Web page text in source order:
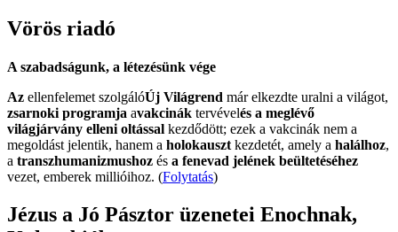
Vörös riadó
A szabadságunk, a létezésünk vége
Az ellenfelemet szolgálóÚj Világrend már elkezdte uralni a világot,
zsarnoki programja avakcinák tervévelés a meglévő
világjárvány elleni oltással kezdődött; ezek a vakcinák nem a
megoldást jelentik, hanem a holokauszt kezdetét, amely a halálhoz,
a transzhumanizmushoz és a fenevad jelének beültetéséhez
vezet, emberek millióihoz. (Folytatás)
Jézus a Jó Pásztor üzenetei Enochnak,